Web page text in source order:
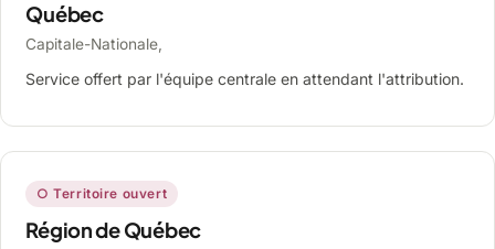
Québec
Capitale-Nationale,
Service offert par l'équipe centrale en attendant l'attribution.
○ Territoire ouvert
Région de Québec